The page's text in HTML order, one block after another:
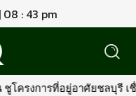
08 : 43 pm
รงการที่อยู่อาศัยชลบุรี เ